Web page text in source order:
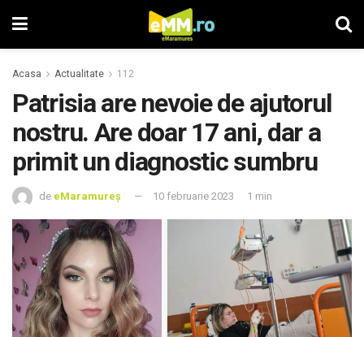
Acasa Actualitate 112
Patrisia are nevoie de ajutorul
nostru. Are doar 17 ani, dar a
primit un diagnostic sumbru
de eMaramureș 10 februarie 2023 1 min